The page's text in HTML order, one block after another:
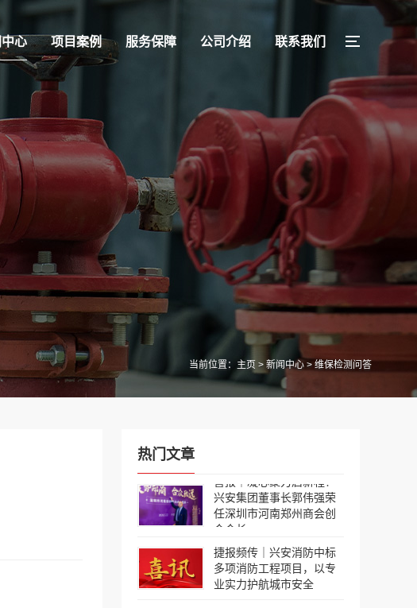
心 项目案例 服务保障 公司介绍 联系我们
当前位置： 主页 > 新闻中心 > 维保检测问答
热门文章
喜报｜凝心聚力启新程！
兴安集团董事长郭伟强荣
任深圳市河南郑州商会创
会会长
捷报频传｜兴安消防中标
多项消防工程项目，以专
业实力护航城市安全